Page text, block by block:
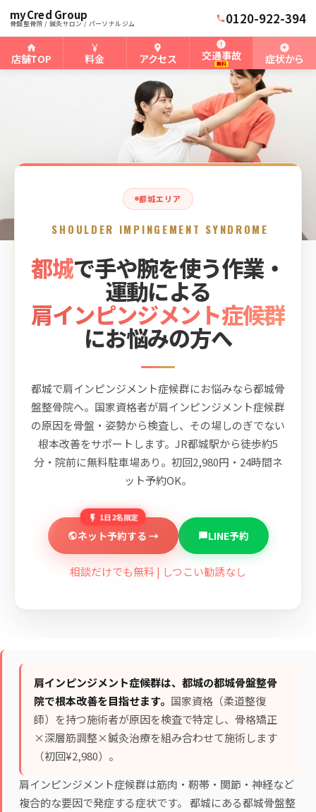
myCred Group
骨盤整骨院 / 鍼灸サロン / パーソナルジム 0120-922-394
店舗TOP 料金 アクセス 交通事故
無料 症状から
ホーム › 都城骨盤整骨院 都城の肩インピンジメント症候群
都城エリア
SHOULDER IMPINGEMENT SYNDROME
都城で手や腕を使う作業・
運動による
肩インピンジメント症候群
にお悩みの方へ
都城で肩インピンジメント症候群にお悩みなら都城骨
盤整骨院へ。国家資格者が肩インピンジメント症候群
の原因を骨盤・姿勢から検査し、その場しのぎでない
根本改善をサポートします。JR都城駅から徒歩約5
分・院前に無料駐車場あり。初回2,980円・24時間ネ
ット予約OK。
1日2名限定
ネット予約する → LINE予約
相談だけでも無料 | しつこい勧誘なし
肩インピンジメント症候群は、都城の都城骨盤整骨
院で根本改善を目指せます。 国家資格（柔道整復
師）を持つ施術者が原因を検査で特定し、 骨格矯正
×深層筋調整×鍼灸治療を組み合わせて施術します
（初回¥2,980）。
肩インピンジメント症候群は筋肉・靭帯・関節・神経など
複合的な要因で発症する症状です。 都城にある都城骨盤整